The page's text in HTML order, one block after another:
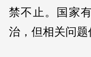
禁不止。国家
治，但相关问题